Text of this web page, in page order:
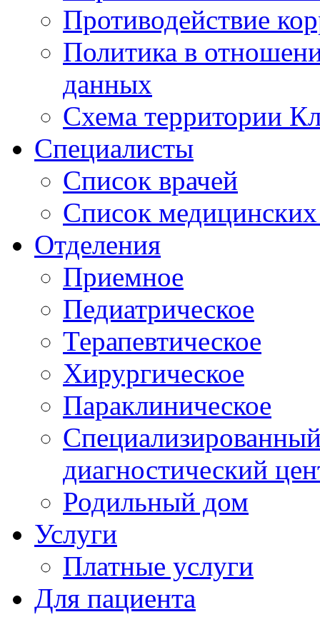
Противодействие
Политика в
данных
Схема территории
Специалисты
Список врачей
Список медицинских
Отделения
Приемное
Педиатрическое
Терапевтическое
Хирургическое
Параклиническое
диагностический
Родильный дом
Услуги
Платные услуги
Для пациента